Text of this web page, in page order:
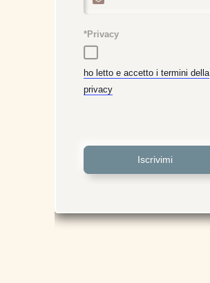
*Privacy
ho letto e accetto i termini della
privacy
Iscrivimi